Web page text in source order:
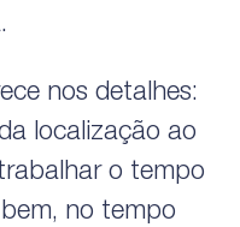
nos detalhes:
localização ao
o tempo
no tempo